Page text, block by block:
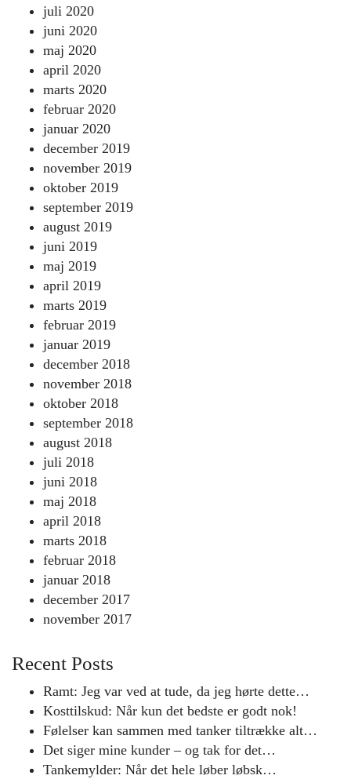
juli 2020
juni 2020
maj 2020
april 2020
marts 2020
februar 2020
januar 2020
december 2019
november 2019
oktober 2019
september 2019
august 2019
juni 2019
maj 2019
april 2019
marts 2019
februar 2019
januar 2019
december 2018
november 2018
oktober 2018
september 2018
august 2018
juli 2018
juni 2018
maj 2018
april 2018
marts 2018
februar 2018
januar 2018
december 2017
november 2017
Recent Posts
Ramt: Jeg var ved at tude, da jeg hørte dette…
Kosttilskud: Når kun det bedste er godt nok!
Følelser kan sammen med tanker tiltrække alt…
Det siger mine kunder – og tak for det…
Tankemylder: Når det hele løber løbsk…